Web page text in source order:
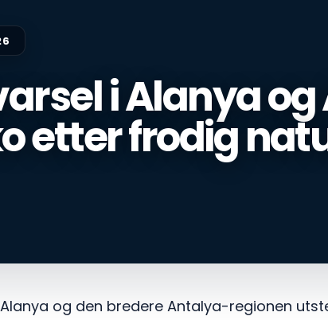
i Alanya
etter frodig
og den bredere Antalya-regionen